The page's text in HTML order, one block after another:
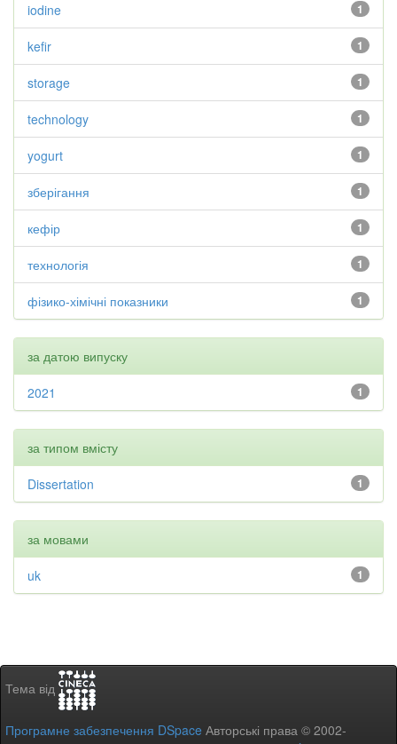
1
iodine
1
kefir
1
storage
1
technology
1
yogurt
1
зберігання
1
кефір
1
технологія
1
фізико-хімічні показники
за датою випуску
1
2021
за типом вмісту
1
Dissertation
за мовами
1
uk
Тема від
Програмне забезпечення DSpace Авторські права © 2002-